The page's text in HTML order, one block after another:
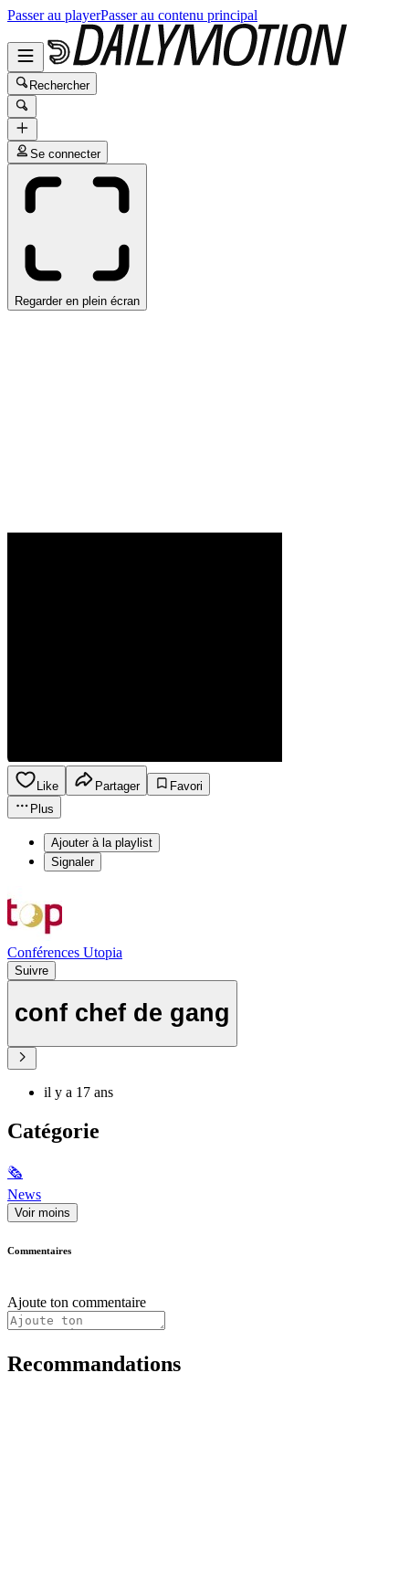
Passer au playerPasser au contenu principal
Rechercher
Se connecter
Regarder en plein écran
Like Partager
Favori
Plus
Ajouter à la playlist
Signaler
Conférences Utopia
Suivre
conf chef de gang
il y a 17 ans
Catégorie
🗞
News
Voir moins
Commentaires
Ajoute ton commentaire
Recommandations